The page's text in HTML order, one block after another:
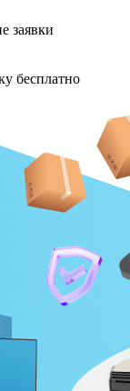
заявки
бесплатно